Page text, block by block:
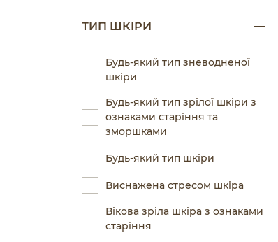
ТИП ШКІРИ
Будь-який тип зневодненої
шкіри
Будь-який тип зрілої шкіри з
ознаками старіння та
зморшками
Будь-який тип шкіри
Виснажена стресом шкіра
Вікова зріла шкіра з ознаками
старіння